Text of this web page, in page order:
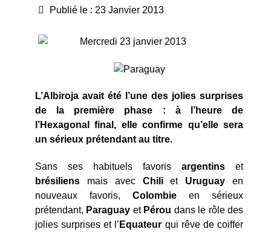
Publié le : 23 Janvier 2013
Mercredi 23 janvier 2013
L’Albiroja avait été l’une des jolies surprises
de la première phase : à l’heure de
l’Hexagonal final, elle confirme qu’elle sera
un sérieux prétendant au titre.
Sans ses habituels favoris argentins et
brésiliens mais avec Chiliet Uruguay en
nouveaux favoris, Colombie en sérieux
prétendant, Paraguay et Pérou dans le rôle des
jolies surprises et l’ Equateur qui rêve de coiffer